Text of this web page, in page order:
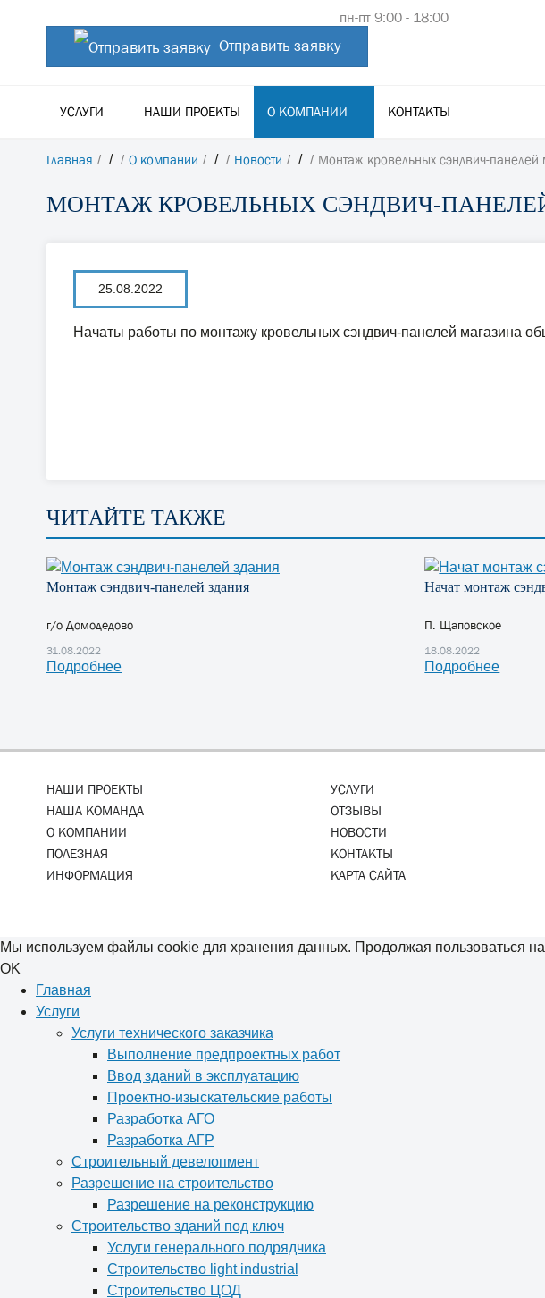
пн-пт 9:00 - 18:00
Отправить заявку
УСЛУГИ НАШИ ПРОЕКТЫ О КОМПАНИИ КОНТАКТЫ
Главная / О компании / Новости / Монтаж кровельных сэндвич-панелей
МОНТАЖ КРОВЕЛЬНЫХ СЭНДВИЧ-
25.08.2022
Начаты работы по монтажу кровельных сэндвич-панелей магазина
ЧИТАЙТЕ ТАКЖЕ
Монтаж сэндвич-панелей здания
г/о Домодедово
31.08.2022
Подробнее
Начат монтаж
П. Щаповское
18.08.2022
Подробнее
НАШИ ПРОЕКТЫ
НАША КОМАНДА
О КОМПАНИИ
ПОЛЕЗНАЯ
ИНФОРМАЦИЯ
УСЛУГИ
ОТЗЫВЫ
НОВОСТИ
КОНТАКТЫ
КАРТА САЙТА
Мы используем файлы cookie для хранения данных. Продолжая пользоваться
OK
Главная
Услуги
Услуги технического заказчика
Выполнение предпроектных работ
Ввод зданий в эксплуатацию
Проектно-изыскательские работы
Разработка АГО
Разработка АГР
Строительный девелопмент
Разрешение на строительство
Разрешение на реконструкцию
Строительство зданий под ключ
Услуги генерального подрядчика
Строительство light industrial
Строительство ЦОД